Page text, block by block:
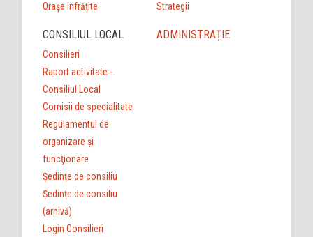
Orașe înfrățite
Strategii
CONSILIUL LOCAL
Consilieri
Raport activitate -
Consiliul Local
Comisii de specialitate
Regulamentul de
organizare şi
funcţionare
Ședințe de consiliu
Ședințe de consiliu
(arhivă)
Login Consilieri
ADMINISTRAȚIE